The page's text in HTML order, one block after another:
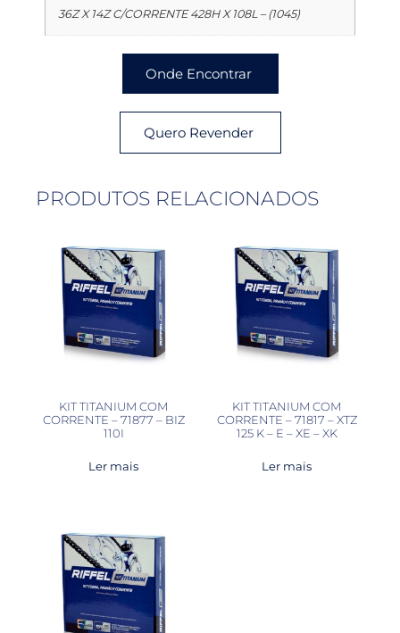
36Z X 14Z C/CORRENTE 428H X 108L – (1045)
Onde Encontrar
Quero Revender
PRODUTOS RELACIONADOS
KIT TITANIUM COM
CORRENTE – 71877 – BIZ
110I
Ler mais
KIT TITANIUM COM
CORRENTE – 71817 – XTZ
125 K – E – XE – XK
Ler mais